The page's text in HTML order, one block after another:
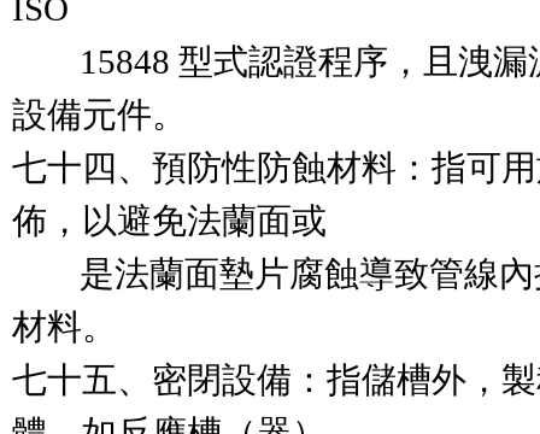
ISO
15848 型式認證程序，且洩漏
設備元件。
七十四、預防性防蝕材料：指可
佈，以避免法蘭面或
是法蘭面墊片腐蝕導致管線內
材料。
七十五、密閉設備：指儲槽外，